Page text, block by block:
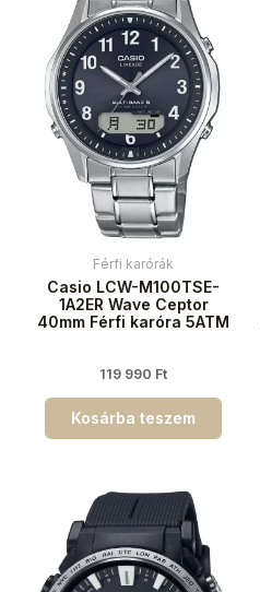
Férfi karórák
Casio LCW-M100TSE-
1A2ER Wave Ceptor
40mm Férfi karóra 5ATM
119 990 Ft
Kosárba teszem